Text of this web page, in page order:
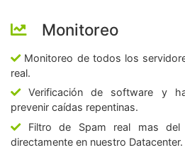
Monitoreo
Monitoreo de todos los
real.
Verificación de software y
prevenir caídas repentinas.
Filtro de Spam real mas del
directamente en nuestro Datacenter.